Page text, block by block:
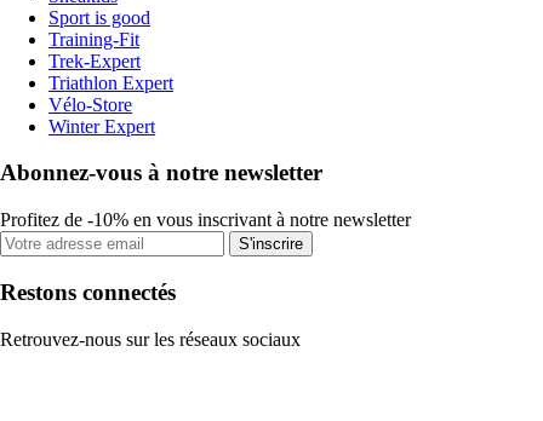
Sport is good
Training-Fit
Trek-Expert
Triathlon Expert
Vélo-Store
Winter Expert
Abonnez-vous à notre newsletter
Profitez de -10% en vous inscrivant à notre newsletter
S'inscrire
Restons connectés
Retrouvez-nous sur les réseaux sociaux